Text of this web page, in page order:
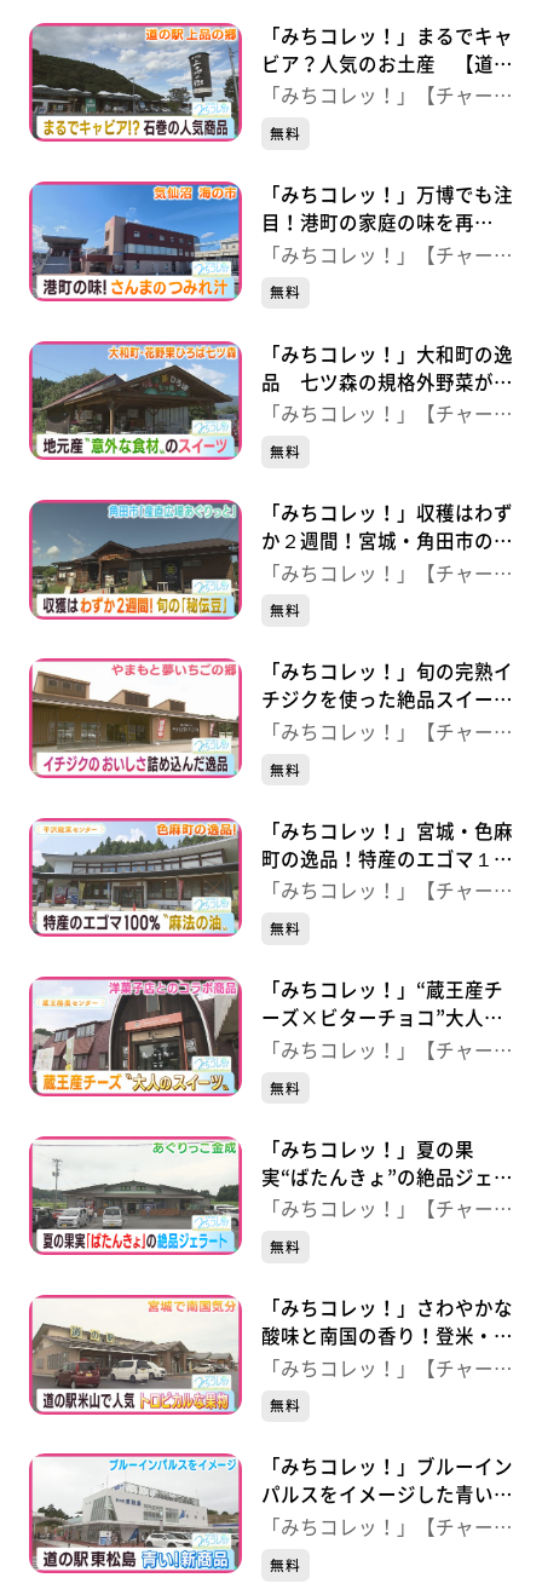
「みちコレッ！」まるでキャ
ビア？人気のお土産 【道の
駅上品の郷】（宮城・石巻
「みちコレッ！」【チャー
ジ！】
無料
「みちコレッ！」万博でも注
目！港町の家庭の味を再
現“さんま つみれ汁” 【気
沼市）
「みちコレッ！」【チャー
ジ！】
無料
「みちコレッ！」大和町の逸
品 七ツ森の規格外野菜がス
イーツに変身 【花野果ひろ
「みちコレッ！」【チャー
ジ！】
無料
「みちコレッ！」収穫はわず
か２週間！宮城・角田市の逸
品「秘伝豆」 【産直広場あ
「みちコレッ！」【チャー
ジ！】
無料
「みちコレッ！」旬の完熟イ
チジクを使った絶品スイー
ツ 【やまもと夢いちごの
「みちコレッ！」【チャー
ジ！】
無料
「みちコレッ！」宮城・色麻
町の逸品！特産のエゴマ１０
０％“麻法の油” 【平沢穀菜
「みちコレッ！」【チャー
ジ！】
無料
「みちコレッ！」“蔵王産チ
ーズ×ビターチョコ”大人好
みのチーズケーキ 【蔵王酪
ン】（宮城・蔵王町）
「みちコレッ！」【チャー
ジ！】
無料
「みちコレッ！」夏の果
実“ばたんきょ”の絶品ジェラ
ート 【あぐりっこ金成】
「みちコレッ！」【チャー
ジ！】
無料
「みちコレッ！」さわやかな
酸味と南国の香り！登米・米
山産パッションフルーツ
米市）
「みちコレッ！」【チャー
ジ！】
無料
「みちコレッ！」ブルーイン
パルスをイメージした青いう
どん！？ 【道の駅 東松
「みちコレッ！」【チャー
ジ！】
無料